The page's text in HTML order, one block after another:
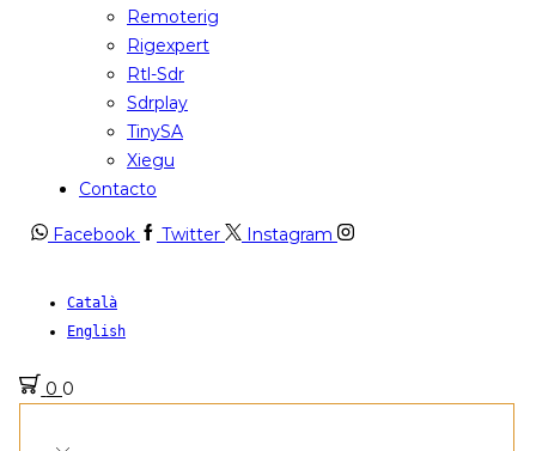
Remoterig
Rigexpert
Rtl-Sdr
Sdrplay
TinySA
Xiegu
Contacto
Facebook Twitter Instagram
Català
English
0 0